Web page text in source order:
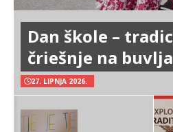
Dan škole –
čriešnje na
27. LIPNJA 2026.